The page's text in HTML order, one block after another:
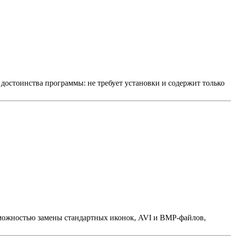
программы: не требует установки и содержит только
замены стандартных иконок, AVI и BMP-файлов,